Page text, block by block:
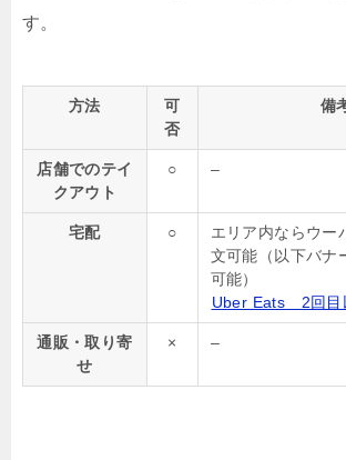
す。
方法
可
否
備
店舗でのテイ
クアウト
○ –
宅配 ○
エリア内ならウー
文可能（以下バナ
可能）
Uber Eats 2回目
通販・取り寄
せ
× –